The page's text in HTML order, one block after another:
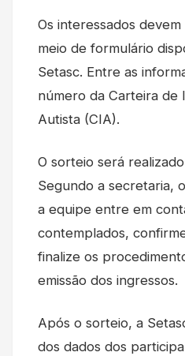
Os interessados
meio de formulário
Setasc. Entre as
número da Carteira de
Autista (CIA).
O sorteio será
Segundo a secretaria,
a equipe entre em
contemplados,
finalize os
emissão dos ingressos.
Após o sorteio, a
dos dados dos